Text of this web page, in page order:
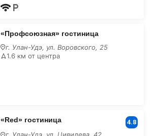
«Профсоюзная» гостиница
г. Улан-Удэ, ул. Воровского, 25
1.6 км от центра
«Red» гостиница 4.8